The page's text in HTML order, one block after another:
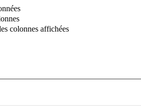
colonnes affichées